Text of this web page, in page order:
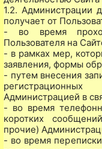
1.2. Администрации
получает от
- во время
Пользователя на
- в рамках мер,
заявления, формы
- путем внесения
Администрацией в
- во время
коротких
прочие)
- во время